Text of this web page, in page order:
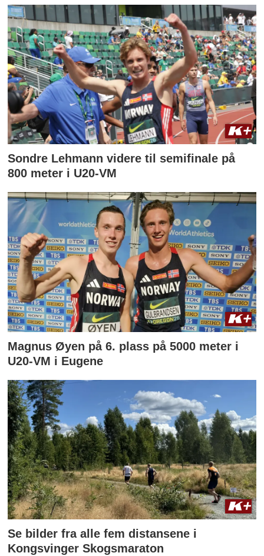
Sondre Lehmann videre til semifinale på
800 meter i U20-VM
Magnus Øyen på 6. plass på 5000 meter i
U20-VM i Eugene
Se bilder fra alle fem distansene i
Kongsvinger Skogsmaraton